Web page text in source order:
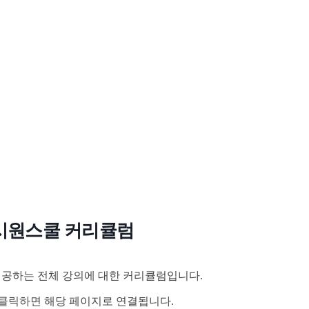
원스쿨 커리큘럼
하는 전체 강의에 대한 커리큘럼입니다.
릭하면 해당 페이지로 연결됩니다.